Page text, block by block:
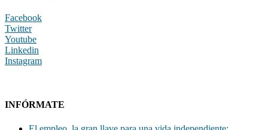
Facebook
Twitter
Youtube
Linkedin
Instagram
INFÓRMATE